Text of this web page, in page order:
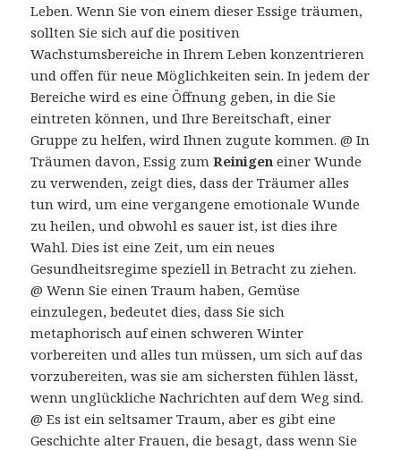
Leben. Wenn Sie von einem dieser Essige träumen,
sollten Sie sich auf die positiven
Wachstumsbereiche in Ihrem Leben konzentrieren
und offen für neue Möglichkeiten sein. In jedem der
Bereiche wird es eine Öffnung geben, in die Sie
eintreten können, und Ihre Bereitschaft, einer
Gruppe zu helfen, wird Ihnen zugute kommen. @ In
Träumen davon, Essig zumReinigen einer Wunde
zu verwenden, zeigt dies, dass der Träumer alles
tun wird, um eine vergangene emotionale Wunde
zu heilen, und obwohl es sauer ist, ist dies ihre
Wahl. Dies ist eine Zeit, um ein neues
Gesundheitsregime speziell in Betracht zu ziehen.
@ Wenn Sie einen Traum haben, Gemüse
einzulegen, bedeutet dies, dass Sie sich
metaphorisch auf einen schweren Winter
vorbereiten und alles tun müssen, um sich auf das
vorzubereiten, was sie am sichersten fühlen lässt,
wenn unglückliche Nachrichten auf dem Weg sind.
@ Es ist ein seltsamer Traum, aber es gibt eine
Geschichte alter Frauen, die besagt, dass wenn Sie